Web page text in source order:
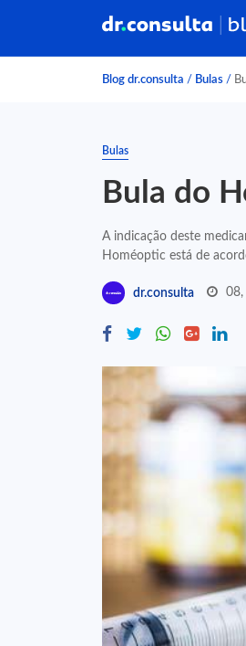
Blog dr.consulta / Bulas /
Bulas
Bula do
A indicação deste
Homéoptic está de
dr.consulta 08,